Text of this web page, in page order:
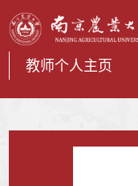
教师个人主页